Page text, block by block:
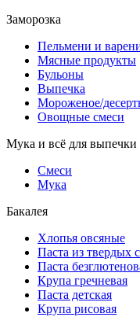
Заморозка
Пельмени и
Мясные продукты
Бульоны
Выпечка
Мороженое/
Овощные смеси
Мука и всё для выпечки
Смеси
Мука
Бакалея
Хлопья овсяные
Паста из твердых
Паста
Крупа гречневая
Паста детская
Крупа рисовая